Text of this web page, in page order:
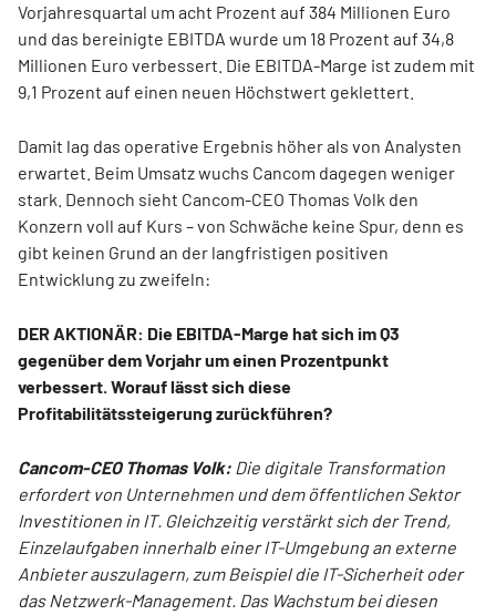
Vorjahresquartal um acht Prozent auf 384 Millionen Euro
und das bereinigte EBITDA wurde um 18 Prozent auf 34,8
Millionen Euro verbessert. Die EBITDA-Marge ist zudem mit
9,1 Prozent auf einen neuen Höchstwert geklettert.
Damit lag das operative Ergebnis höher als von Analysten
erwartet. Beim Umsatz wuchs Cancom dagegen weniger
stark. Dennoch sieht Cancom-CEO Thomas Volk den
Konzern voll auf Kurs – von Schwäche keine Spur, denn es
gibt keinen Grund an der langfristigen positiven
Entwicklung zu zweifeln:
DER AKTIONÄR: Die EBITDA-Marge hat sich im Q3
gegenüber dem Vorjahr um einen Prozentpunkt
verbessert. Worauf lässt sich diese
Profitabilitätssteigerung zurückführen?
Cancom-CEO Thomas Volk: Die digitale Transformation
erfordert von Unternehmen und dem öffentlichen Sektor
Investitionen in IT. Gleichzeitig verstärkt sich der Trend,
Einzelaufgaben innerhalb einer IT-Umgebung an externe
Anbieter auszulagern, zum Beispiel die IT-Sicherheit oder
das Netzwerk-Management. Das Wachstum bei diesen